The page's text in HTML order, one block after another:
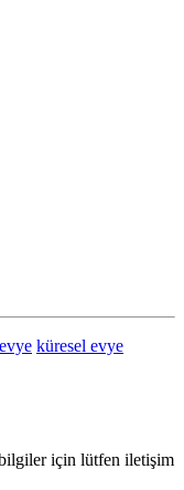
küresel evye
için lütfen iletişim